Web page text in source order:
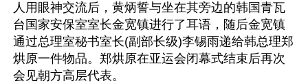
人用眼神交流后，黄炳誓与坐在其旁边的韩国青瓦
台国家安保室室长金宽镇进行了耳语，随后金宽镇
通过总理室秘书室长(副部长级)李锡雨递给韩总理郑
烘原一件物品。郑烘原在亚运会闭幕式结束后再次
会见朝方高层代表。